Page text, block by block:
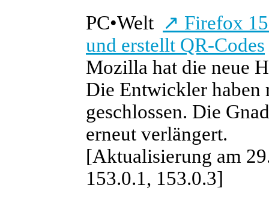
PC•Welt ↗ Firefox
und erstellt QR-Codes
Mozilla hat die neue
Die Entwickler haben
geschlossen. Die
erneut verlängert.
[Aktualisierung am
153.0.1, 153.0.3]